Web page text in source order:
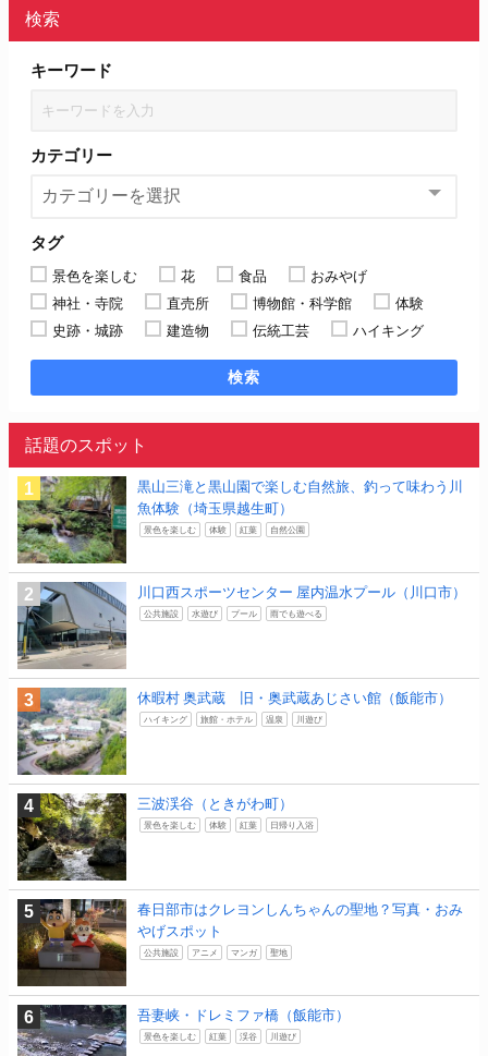
検索
キーワード
カテゴリー
タグ
景色を楽しむ 花 食品
おみやげ
神社・寺院
直売所 博物館・科学館
体験
史跡・城跡
建造物 伝統工芸 ハイキング
検索
話題のスポット
黒山三滝と黒山園で楽しむ自然旅、釣って味わう川
魚体験（埼玉県越生町）
景色を楽しむ 体験 紅葉 自然公園
川口西スポーツセンター 屋内温水プール（川口市）
公共施設 水遊び プール 雨でも遊べる
休暇村 奥武蔵 旧・奥武蔵あじさい館（飯能市）
ハイキング 旅館・ホテル 温泉 川遊び
三波渓谷（ときがわ町）
景色を楽しむ 体験 紅葉 日帰り入浴
春日部市はクレヨンしんちゃんの聖地？写真・おみ
やげスポット
公共施設 アニメ マンガ 聖地
吾妻峡・ドレミファ橋（飯能市）
景色を楽しむ 紅葉 渓谷 川遊び